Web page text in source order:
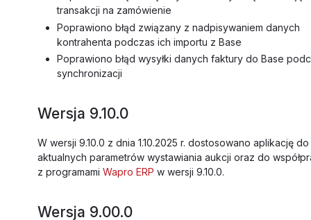
transakcji na zamówienie
Poprawiono błąd związany z nadpisywaniem danych
kontrahenta podczas ich importu z Base
Poprawiono błąd wysyłki danych faktury do Base
synchronizacji
Wersja 9.10.0
W wersji 9.10.0 z dnia 1.10.2025 r. dostosowano aplikację do
aktualnych parametrów wystawiania aukcji oraz do
z programami Wapro ERP w wersji 9.10.0.
Wersja 9.00.0